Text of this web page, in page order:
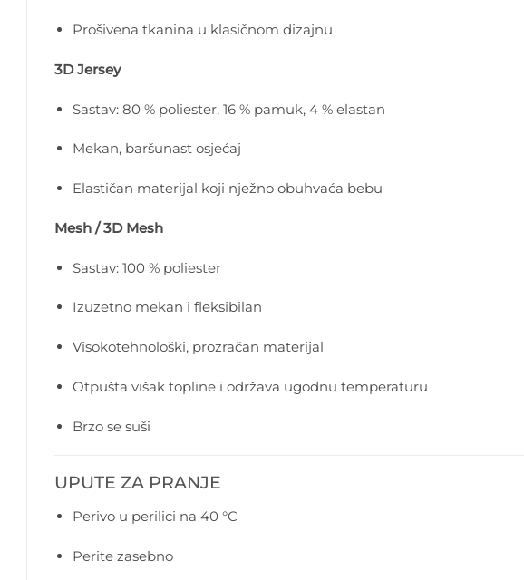
Prošivena tkanina u klasičnom dizajnu
3D Jersey
Sastav: 80 % poliester, 16 % pamuk, 4 % elastan
Mekan, baršunast osjećaj
Elastičan materijal koji nježno obuhvaća bebu
Mesh / 3D Mesh
Sastav: 100 % poliester
Izuzetno mekan i fleksibilan
Visokotehnološki, prozračan materijal
Otpušta višak topline i održava ugodnu temperaturu
Brzo se suši
UPUTE ZA PRANJE
Perivo u perilici na 40 °C
Perite zasebno